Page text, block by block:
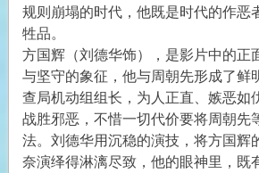
规则崩塌的时代，他既是时代的作恶
牲品。
方国辉（刘德华饰），是影片中的正
与坚守的象征，他与周朝先形成了鲜
查局机动组组长，为人正直、嫉恶如
战胜邪恶，不惜一切代价要将周朝先
法。刘德华用沉稳的演技，将方国辉
奈演绎得淋漓尽致，他的眼神里，既